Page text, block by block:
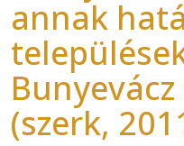
annak
(szerk,